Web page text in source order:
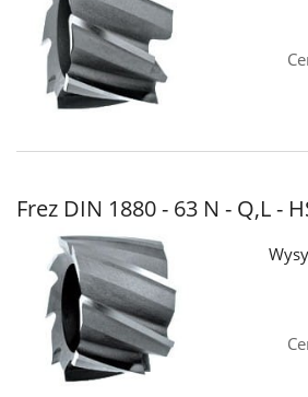
Frez DIN 1880 - 63 N - Q,L -